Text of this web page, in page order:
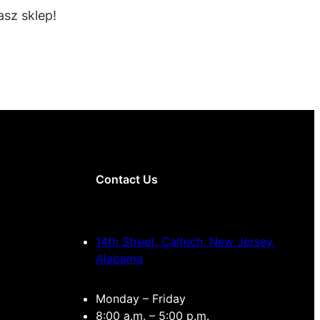
sklep!
Contact Us
14th Street, Caltech, New Jersey,
Alabama
Monday – Friday
8:00 a.m. – 5:00 p.m.